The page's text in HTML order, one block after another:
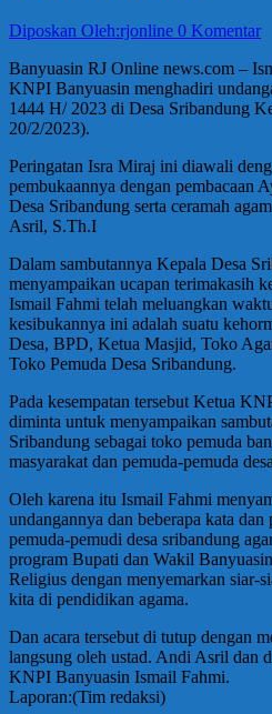
Diposkan Oleh:rjonline 0 Komentar
Banyuasin RJ Online news.com –
KNPI Banyuasin menghadiri
1444 H/ 2023 di Desa Sribandung
20/2/2023).
Peringatan Isra Miraj ini diawali
pembukaannya dengan pembacaan
Desa Sribandung serta ceramah
Asril, S.Th.I
Dalam sambutannya Kepala Desa
menyampaikan ucapan terimakasih
Ismail Fahmi telah meluangkan
kesibukannya ini adalah suatu
Desa, BPD, Ketua Masjid, Toko
Toko Pemuda Desa Sribandung.
Pada kesempatan tersebut Ketua
diminta untuk menyampaikan
Sribandung sebagai toko pemuda
masyarakat dan pemuda-pemuda
Oleh karena itu Ismail Fahmi
undangannya dan beberapa kata dan
pemuda-pemudi desa sribandung
program Bupati dan Wakil
Religius dengan menyemarkan siar-
kita di pendidikan agama.
Dan acara tersebut di tutup dengan
langsung oleh ustad. Andi Asril dan
KNPI Banyuasin Ismail Fahmi.
Laporan:(Tim redaksi)